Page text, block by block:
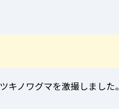
ノワグマを激撮しました。